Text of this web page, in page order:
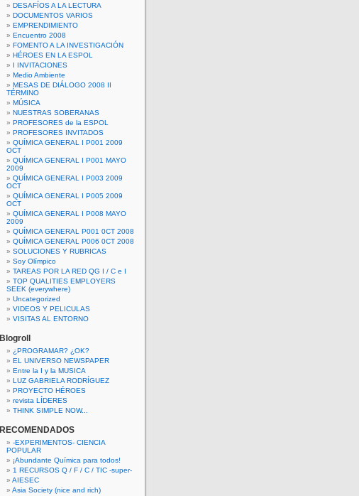
DESAFÍOS A LA LECTURA
DOCUMENTOS VARIOS
EMPRENDIMIENTO
Encuentro 2008
FOMENTO A LA INVESTIGACIÓN
HÉROES EN LA ESPOL
I INVITACIONES
Medio Ambiente
MESAS DE DIÁLOGO 2008 II
TÉRMINO
MÚSICA
NUESTRAS SOBERANAS
PROFESORES de la ESPOL
PROFESORES INVITADOS
QUÍMICA GENERAL I P001 2009
OCT
QUÍMICA GENERAL I P001 MAYO
2009
QUÍMICA GENERAL I P003 2009
OCT
QUÍMICA GENERAL I P005 2009
OCT
QUÍMICA GENERAL I P008 MAYO
2009
QUÍMICA GENERAL P001 0CT 2008
QUÍMICA GENERAL P006 0CT 2008
SOLUCIONES Y RUBRICAS
Soy Olímpico
TAREAS POR LA RED QG I / C e I
TOP QUALITIES EMPLOYERS
SEEK (everywhere)
Uncategorized
VIDEOS Y PELICULAS
VISITAS AL ENTORNO
Blogroll
¿PROGRAMAR? ¿OK?
EL UNIVERSO NEWSPAPER
Entre la I y la MUSICA
LUZ GABRIELA RODRÍGUEZ
PROYECTO HÉROES
revista LÍDERES
THINK SIMPLE NOW...
RECOMENDADOS
-EXPERIMENTOS- CIENCIA
POPULAR
¡Abundante Química para todos!
1 RECURSOS Q / F / C / TIC -super-
AIESEC
Asia Society (nice and rich)